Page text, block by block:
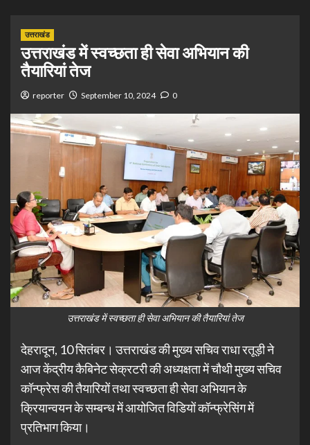
उत्तराखंड
उत्तराखंड में स्वच्छता ही सेवा अभियान की
तैयारियां तेज
reporter September 10, 2024 0
उत्तराखंड में स्वच्छता ही सेवा अभियान की तैयारियां तेज
देहरादून, 10 सितंबर। उत्तराखंड की मुख्य सचिव राधा रतूड़ी ने
आज केंद्रीय कैबिनेट सेक्रटरी की अध्यक्षता में चौथी मुख्य सचिव
कॉन्फ्रेस की तैयारियों तथा स्वच्छता ही सेवा अभियान के
क्रियान्वयन के सम्बन्ध में आयोजित विडियों कॉन्फ्रेसिंग में
प्रतिभाग किया।